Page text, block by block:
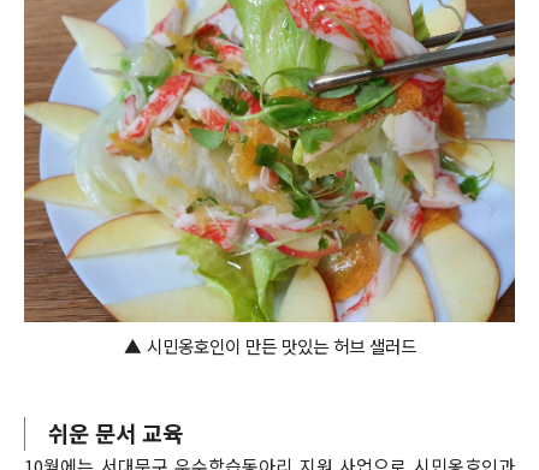
▲ 시민옹호인이 만든 맛있는 허브 샐러드
쉬운 문서 교육